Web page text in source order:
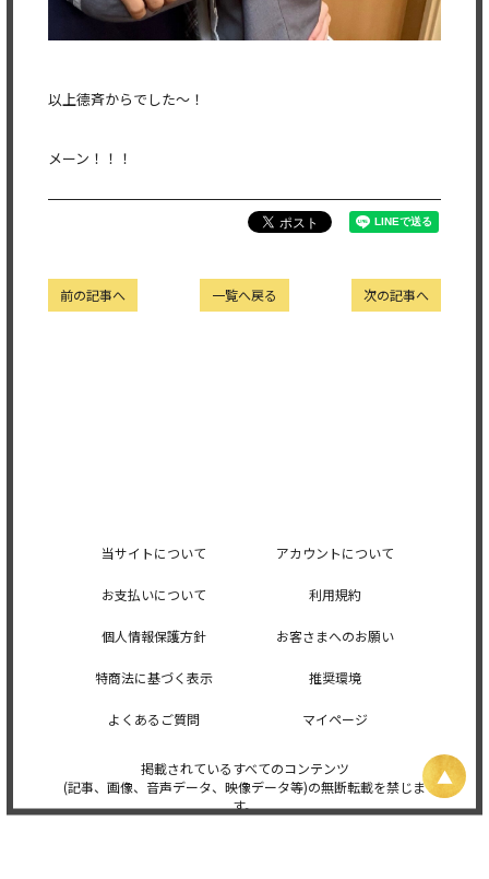
以上德斉からでした〜！
メーン！！！
次の記事へ
一覧へ戻る
前の記事へ
当サイトについて アカウントについて
お支払いについて 利用規約
個人情報保護方針 お客さまへのお願い
特商法に基づく表示 推奨環境
よくあるご質問 マイページ
掲載されているすべてのコンテンツ
(記事、画像、音声データ、映像データ等)の無断転載を禁じま
す。